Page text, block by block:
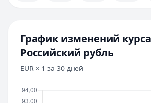
График изменений курса
Российский рубль
EUR × 1 за 30 дней